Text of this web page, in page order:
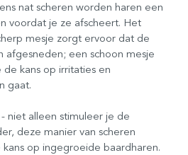
nat scheren worden haren een
voordat je ze afscheert. Het
mesje zorgt ervoor dat de
afgesneden; een schoon mesje
kans op irritaties en
gaat.
- niet alleen stimuleer je de
deze manier van scheren
op ingegroeide baardharen.